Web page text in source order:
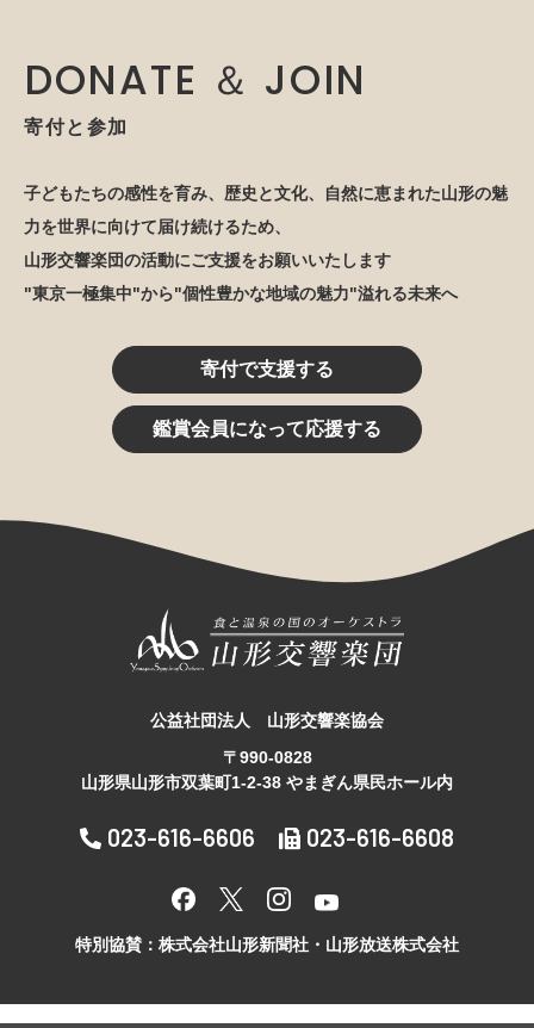
DONATE ＆ JOIN
寄付と参加
子どもたちの感性を育み、歴史と文化、自然に恵まれた山形の魅
力を世界に向けて届け続けるため、
山形交響楽団の活動にご支援をお願いいたします
"東京一極集中"から"個性豊かな地域の魅力"溢れる未来へ
寄付で支援する
鑑賞会員になって応援する
公益社団法人 山形交響楽協会
〒990-0828
山形県山形市双葉町1-2-38 やまぎん県民ホール内
023-616-6606 023-616-6608
特別協賛：株式会社山形新聞社・山形放送株式会社